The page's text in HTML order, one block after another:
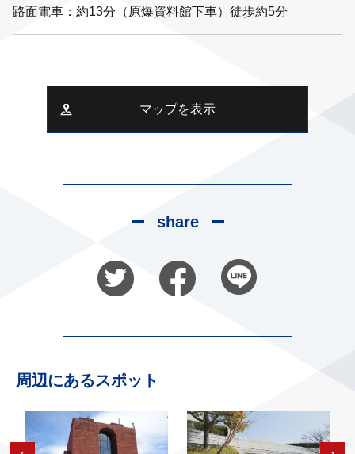
路面電車：約13分（原爆資料館下車）徒歩約5分
マップを表示
share
周辺にあるスポット